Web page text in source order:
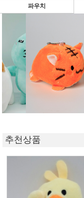
파우치
추천상품